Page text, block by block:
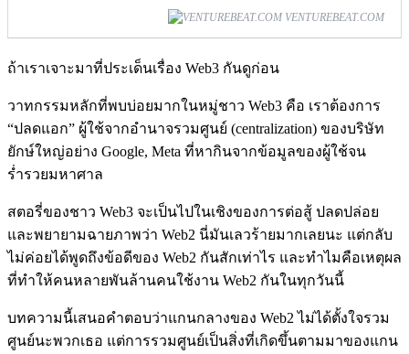
VENTUREBEAT.COM
ถ้าเราเจาะมาที่ประเด็นเรื่อง Web3 กันดูก่อน
วาทกรรมหลักที่พบบ่อยมากในหมู่ชาว Web3 คือ เราต้องการ
“ปลดแอก” ผู้ใช้จากอำนาจรวมศูนย์ (centralization) ของบริษัท
ยักษ์ใหญ่อย่าง Google, Meta ที่หากินจากข้อมูลของผู้ใช้จน
ร่ำรวยมหาศาล
สตอรี่ของชาว Web3 จะเป็นไปในเชิงของการต่อสู้ ปลดปล่อย
และพยายามฉายภาพว่า Web2 นี่มันเลวร้ายมากเลยนะ แต่กลับ
ไม่ค่อยได้พูดถึงข้อดีของ Web2 กันสักเท่าไร และทำไมคือเหตุผล
ที่ทำให้คนหลายพันล้านคนใช้งาน Web2 กันในทุกวันนี้
บทความนี้เสนอคำตอบว่าแกนกลางของ Web2 ไม่ได้ตั้งใจรวม
ศูนย์นะพวกเธอ แต่การรวมศูนย์เป็นสิ่งที่เกิดขึ้นตามมาของแกน